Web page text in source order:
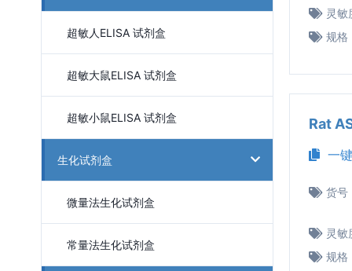
灵敏
规格
Rat
一
货号
灵敏
规格
超敏人ELISA 试剂盒
超敏大鼠ELISA 试剂盒
超敏小鼠ELISA 试剂盒
生化试剂盒
微量法生化试剂盒
常量法生化试剂盒